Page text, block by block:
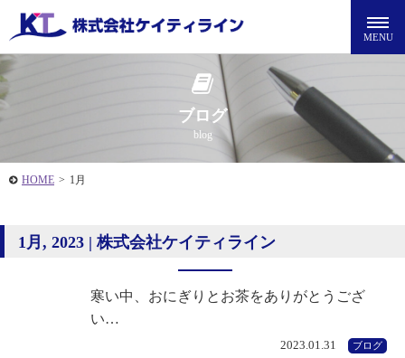
ブログ
blog
HOME > 1月
1月, 2023 | 株式会社ケイティライン
寒い中、おにぎりとお茶をありがとうござ
い…
2023.01.31 ブログ